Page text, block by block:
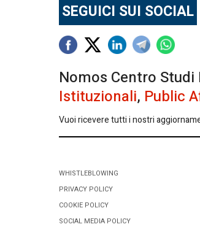
SEGUICI SUI SOCIAL
Nomos Centro
Istituzionali, Public
Vuoi ricevere tutti i nostri
WHISTLEBLOWING
PRIVACY POLICY
COOKIE POLICY
SOCIAL MEDIA POLICY